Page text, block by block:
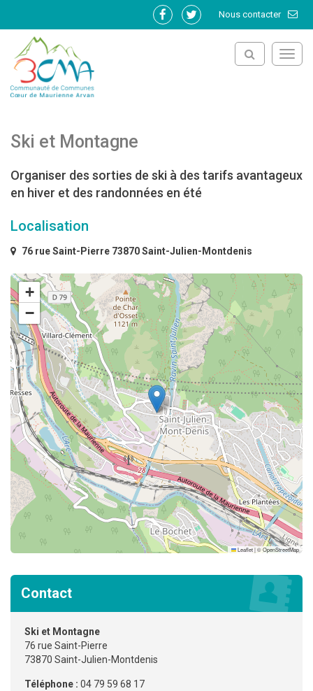
Nous contacter
Lien
Lien
Ski et Montagne
Organiser des sorties de ski à des tarifs avantageux
en hiver et des randonnées en été
Localisation
76 rue Saint-Pierre 73870 Saint-Julien-Montdenis
+
−
Leaflet|©OpenStreetMap
Contact
Ski et Montagne
76 rue Saint-Pierre
73870 Saint-Julien-Montdenis
Téléphone : 04 79 59 68 17